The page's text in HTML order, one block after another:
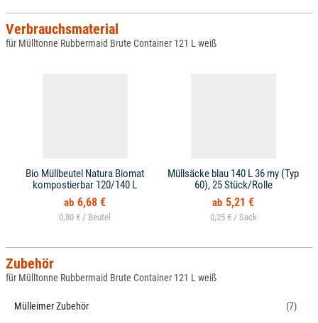
Verbrauchsmaterial
für Mülltonne Rubbermaid Brute Container 121 L weiß
Bio Müllbeutel Natura Biomat
kompostierbar 120/140 L
6,68 €
0,80 € /
Müllsäcke blau 140 L 36 my (Typ
60), 25 Stück/Rolle
5,21 €
0,25 € /
Zubehör
für Mülltonne Rubbermaid Brute Container 121 L weiß
Mülleimer Zubehör (7)